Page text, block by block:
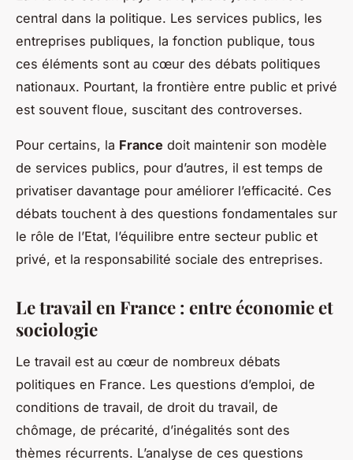
central dans la politique. Les services publics, les
entreprises publiques, la fonction publique, tous
ces éléments sont au cœur des débats politiques
nationaux. Pourtant, la frontière entre public et privé
est souvent floue, suscitant des controverses.
Pour certains, la France doit maintenir son modèle
de services publics, pour d’autres, il est temps de
privatiser davantage pour améliorer l’efficacité. Ces
débats touchent à des questions fondamentales sur
le rôle de l’Etat, l’équilibre entre secteur public et
privé, et la responsabilité sociale des entreprises.
Le travail en France : entre économie et
sociologie
Le travail est au cœur de nombreux débats
politiques en France. Les questions d’emploi, de
conditions de travail, de droit du travail, de
chômage, de précarité, d’inégalités sont des
thèmes récurrents. L’analyse de ces questions